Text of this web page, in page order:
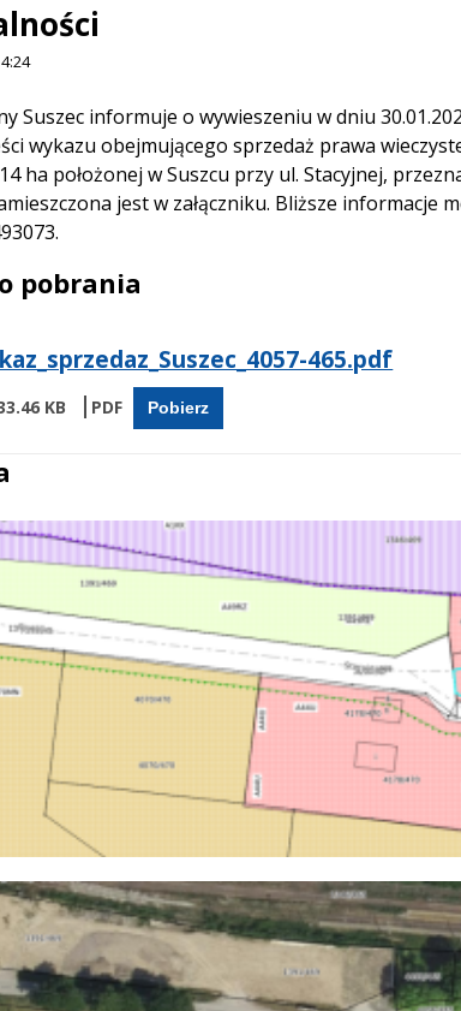
Suszec informuje o wywieszeniu w dniu
wykazu obejmującego sprzedaż prawa
ha położonej w Suszcu przy ul. Stacyjnej,
jest w załączniku. Bliższe informacje
pobrania
465.pdf
KB Pobierz